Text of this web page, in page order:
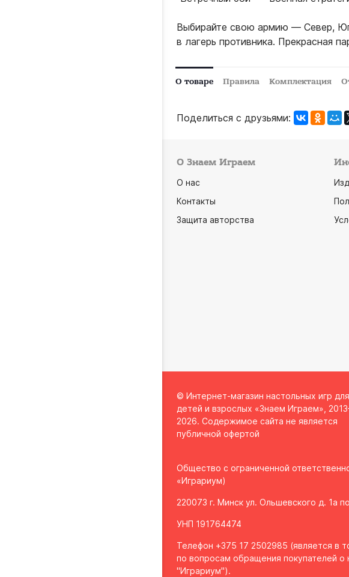
Выбирайте свою армию — Север,
в лагерь противника. Прекрасная
О товаре Правила Комплектация
Поделиться с друзьями:
О Знаем Играем
О нас
Контакты
Защита авторства
© Интернет-магазин настольных игр для
детей и взрослых «Знаем Играем»,
2026. Содержимое сайта не является
публичной офертой
Общество с ограниченной
«Играриум)
220073 г. Минск ул. Ольшевского д. 1а
УНП 191764474
Телефон +375 17 2502985 (является в
по вопросам обращения покупателей
"Играриум").